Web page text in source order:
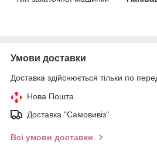
Умови доставки
Доставка здійснюється тільки по
Нова Пошта
Доставка "Самовивіз"
Всі умови доставки